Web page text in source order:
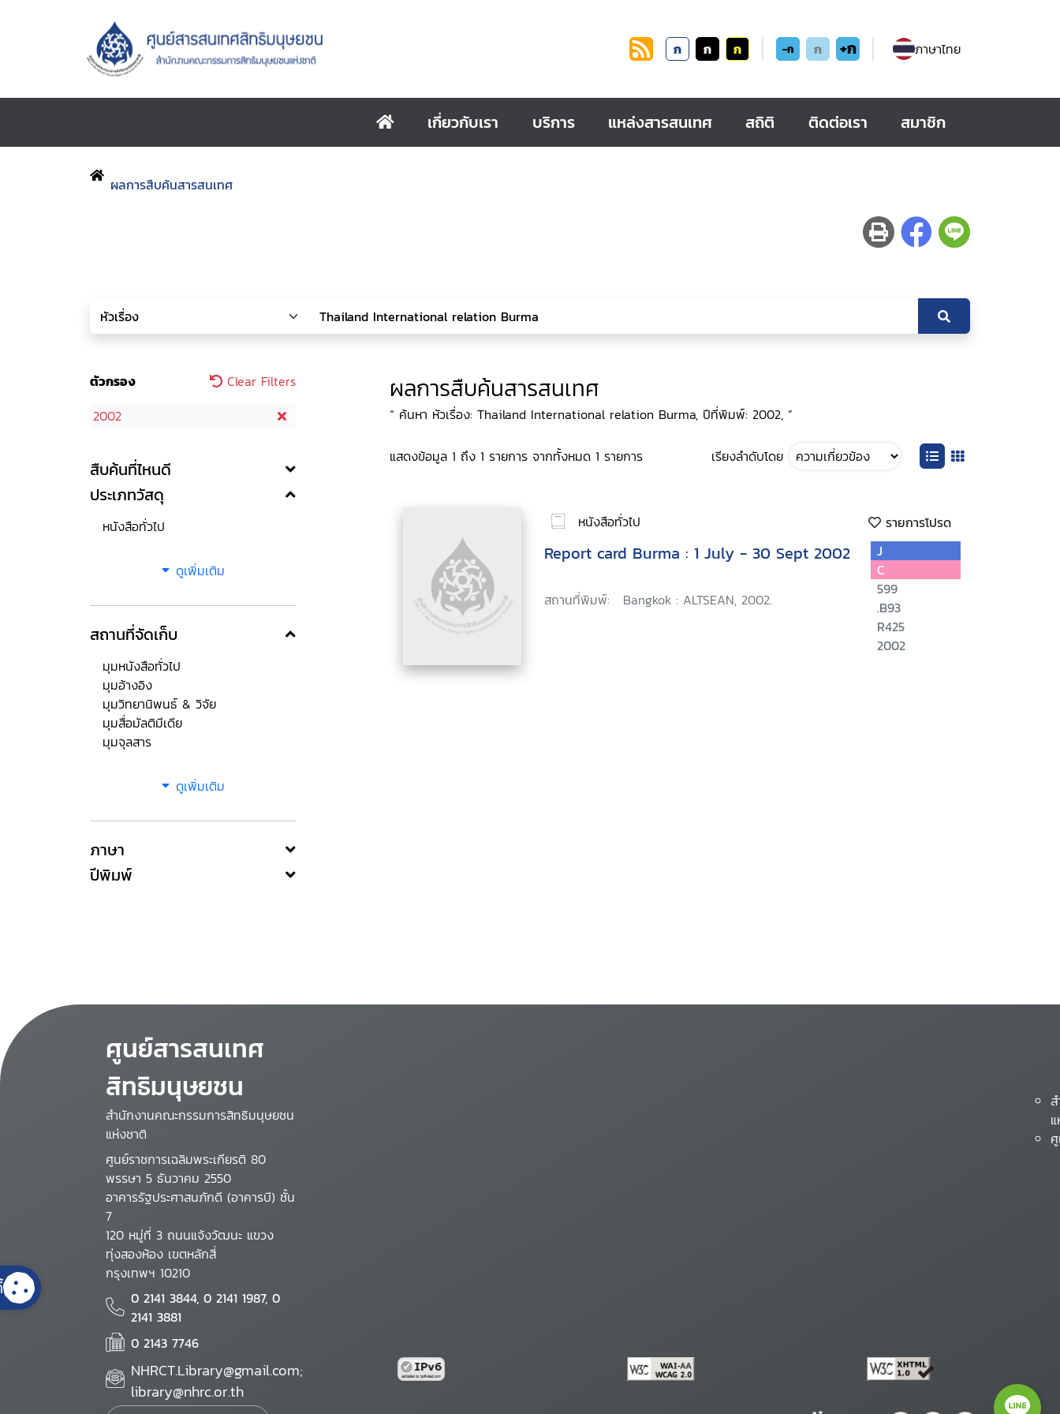
ก ก ก -ก ก +ก ภาษาไทย
เกี่ยวกับเรา บริการ แหล่งสารสนเทศ สถิติ ติดต่อเรา สมาชิก
ผลการสืบค้นสารสนเทศ
ตัวกรอง
Clear Filters
2002
สืบค้นที่ไหนดี
ประเภทวัสดุ
หนังสือทั่วไป
ดูเพิ่มเติม
สถานที่จัดเก็บ
มุมหนังสือทั่วไป
มุมอ้างอิง
มุมวิทยานิพนธ์ & วิจัย
มุมสื่อมัลติมีเดีย
มุมจุลสาร
ดูเพิ่มเติม
ภาษา
ปีพิมพ์
ผลการสืบค้นสารสนเทศ
“ ค้นหา หัวเรื่อง: Thailand International relation Burma, ปีที่พิมพ์: 2002, ”
แสดงข้อมูล 1 ถึง 1 รายการ จากทั้งหมด 1 รายการ เรียงลำดับโดย
หนังสือทั่วไป รายการโปรด
Report card Burma : 1 July - 30 Sept 2002
สถานที่พิมพ์: Bangkok : ALTSEAN, 2002.
J
C
599
.B93
R425
2002
ศูนย์สารสนเทศ
สิทธิมนุษยชน
สำนักงานคณะกรรมการสิทธิมนุษยชน
แห่งชาติ
ศูนย์ราชการเฉลิมพระเกียรติ 80
พรรษา 5 ธันวาคม 2550
อาคารรัฐประศาสนภักดี (อาคารบี) ชั้น
7
120 หมู่ที่ 3 ถนนแจ้งวัฒนะ แขวง
ทุ่งสองห้อง เขตหลักสี่
กรุงเทพฯ 10210
0 2141 3844, 0 2141 1987, 0
2141 3881
0 2143 7746
NHRCT.Library@gmail.com;
library@nhrc.or.th